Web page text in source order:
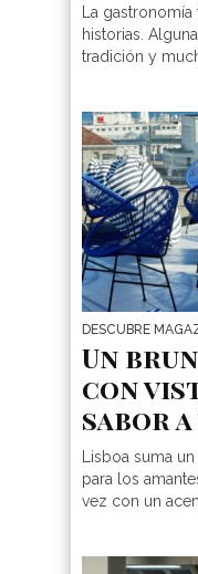
La
historias.
tradición y
DESCUBRE
Un
con
sabor
Lisboa suma
para los
vez con un